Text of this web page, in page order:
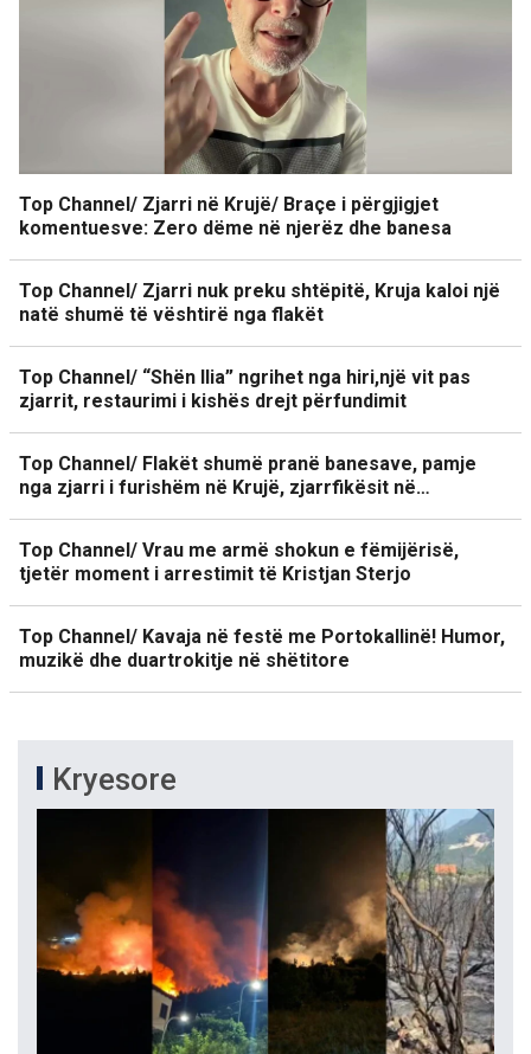
Top Channel/ Zjarri në Krujë/ Braçe i përgjigjet
komentuesve: Zero dëme në njerëz dhe banesa
Top Channel/ Zjarri nuk preku shtëpitë, Kruja kaloi një
natë shumë të vështirë nga flakët
Top Channel/ “Shën Ilia” ngrihet nga hiri,një vit pas
zjarrit, restaurimi i kishës drejt përfundimit
Top Channel/ Flakët shumë pranë banesave, pamje
nga zjarri i furishëm në Krujë, zjarrfikësit në…
Top Channel/ Vrau me armë shokun e fëmijërisë,
tjetër moment i arrestimit të Kristjan Sterjo
Top Channel/ Kavaja në festë me Portokallinë! Humor,
muzikë dhe duartrokitje në shëtitore
Kryesore